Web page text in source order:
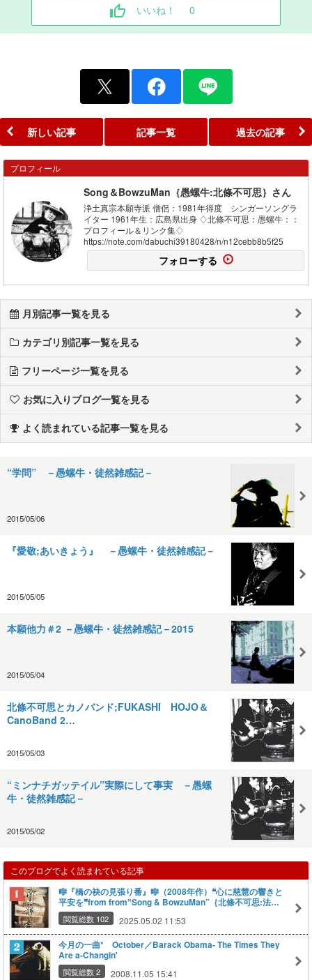
いいね！ 0
新しい記事 記事一覧 過去の記事
プロフィール
Song＆BowzuMan｛愚螺牛:北條不可思｝さん
浄土真宗本願寺派 僧侶：1981年得度 シンガーソングラ
イター 1961年生：広島県出身 ♢北條不可思：愚螺牛：：
プロフィール＆リンク集♢
https://note.com/dabuchi39180428/n/n12cebb8b5f25
フォローする
月別記事一覧を見る
カテゴリ別記事一覧を見る
フリーページ一覧を見る
お気に入りブログ一覧を見る
よく読まれている記事一覧を見る
“学問” －愚螺牛・徒然雑感記－
2015/05/06
『愛敬;あいきょう』 －愚螺牛・徒然雑感記－
2015/05/05
本願他力＃2 －愚螺牛・徒然雑感記－2015
2015/05/04
北條不可思とカノバンド;FUKASHI HOJO＆
CanoBand 2…
2015/05/03
“ミンナチガッテイル”実際にして事実 －愚螺
牛・徒然雑感記－
2015/05/02
このブログでよく読まれている記事
🎼『橋の袂の見張り番』🎼（2008年作）❝心に慈慧の響きと
平安を❞from from‟Song & BowzuMan”｛北條不可思:法
名：釋難思｝ 浄土真宗本願寺派 僧侶／1981年得度♦シンガ
ーソングライター
閲覧総数 102 2025.05.02 11:53
今月の一曲* October／Barack Obama- The Times They
Are a-Changin'
閲覧総数 2 2008.11.05 15:41